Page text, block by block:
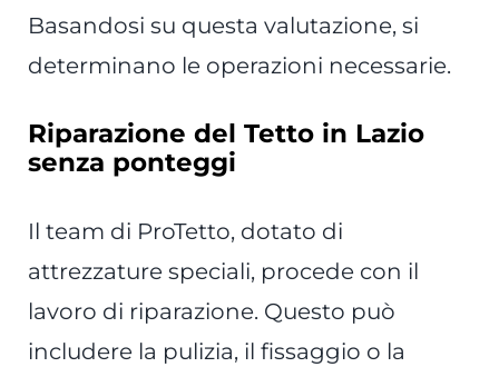
Basandosi su questa valutazione, si
determinano le operazioni necessarie.
Riparazione del Tetto in Lazio
senza ponteggi
Il team di ProTetto, dotato di
attrezzature speciali, procede con il
lavoro di riparazione. Questo può
includere la pulizia, il fissaggio o la